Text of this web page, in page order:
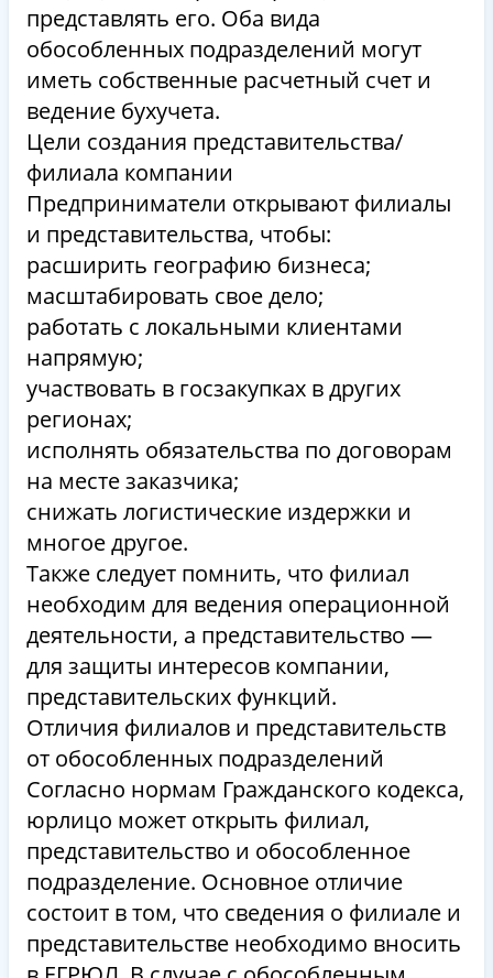
представлять его. Оба вида
обособленных подразделений могут
иметь собственные расчетный счет и
ведение бухучета.
Цели создания представительства/
филиала компании
Предприниматели открывают филиалы
и представительства, чтобы:
расширить географию бизнеса;
масштабировать свое дело;
работать с локальными клиентами
напрямую;
участвовать в госзакупках в других
регионах;
исполнять обязательства по договорам
на месте заказчика;
снижать логистические издержки и
многое другое.
Также следует помнить, что филиал
необходим для ведения операционной
деятельности, а представительство —
для защиты интересов компании,
представительских функций.
Отличия филиалов и представительств
от обособленных подразделений
Согласно нормам Гражданского кодекса,
юрлицо может открыть филиал,
представительство и обособленное
подразделение. Основное отличие
состоит в том, что сведения о филиале и
представительстве необходимо вносить